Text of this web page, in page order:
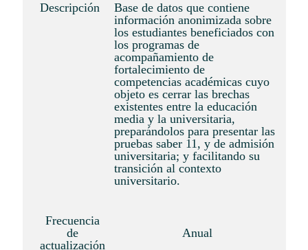
Descripción
Base de datos que contiene
información anonimizada sobre
los estudiantes beneficiados con
los programas de
acompañamiento de
fortalecimiento de
competencias académicas cuyo
objeto es cerrar las brechas
existentes entre la educación
media y la universitaria,
preparándolos para presentar las
pruebas saber 11, y de admisión
universitaria; y facilitando su
transición al contexto
universitario.
Frecuencia
de
actualización
Anual